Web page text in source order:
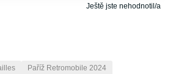
Ještě jste nehodnotil/a
Paříž Retromobile 2024